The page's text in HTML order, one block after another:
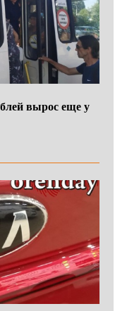
вырос еще у